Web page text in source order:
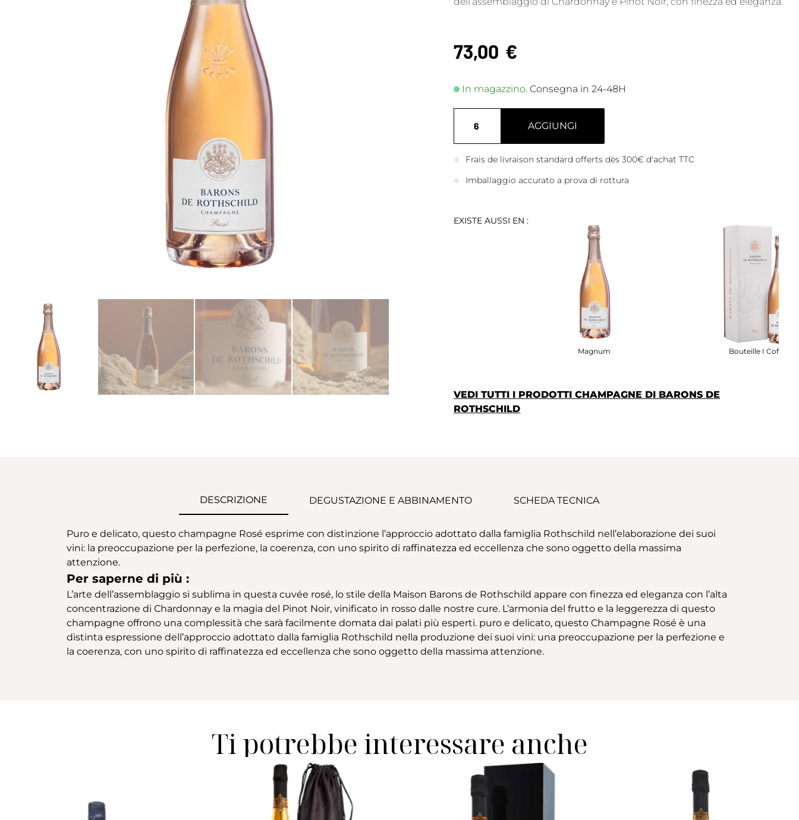
73,00 €
In magazzino.Consegna in 24-48H
AGGIUNGI
Frais de livraison standard offerts dès 300€ d'achat TTC
Imballaggio accurato a prova di rottura
EXISTE AUSSI EN :
Magnum Bouteille I Coffret
VEDI TUTTI I PRODOTTI CHAMPAGNE DI BARONS DE
ROTHSCHILD
DESCRIZIONE DEGUSTAZIONE E ABBINAMENTO SCHEDA TECNICA
Puro e delicato, questo champagne Rosé esprime con distinzione l’approccio adottato dalla famiglia Rothschild nell’elaborazione dei suoi
vini: la preoccupazione per la perfezione, la coerenza, con uno spirito di raffinatezza ed eccellenza che sono oggetto della massima
attenzione.
Per saperne di più :
L’arte dell’assemblaggio si sublima in questa cuvée rosé, lo stile della Maison Barons de Rothschild appare con finezza ed eleganza con l’alta
concentrazione di Chardonnay e la magia del Pinot Noir, vinificato in rosso dalle nostre cure. L’armonia del frutto e la leggerezza di questo
champagne offrono una complessità che sarà facilmente domata dai palati più esperti. puro e delicato, questo Champagne Rosé è una
distinta espressione dell’approccio adottato dalla famiglia Rothschild nella produzione dei suoi vini: una preoccupazione per la perfezione e
la coerenza, con uno spirito di raffinatezza ed eccellenza che sono oggetto della massima attenzione.
Ti potrebbe interessare anche